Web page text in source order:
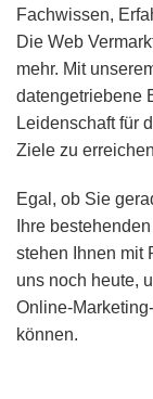
Fachwissen,
Die Web
mehr. Mit
datengetriebene
Leidenschaft für
Ziele zu
Egal, ob Sie
Ihre
stehen Ihnen mit
uns noch heute,
Online-
können.